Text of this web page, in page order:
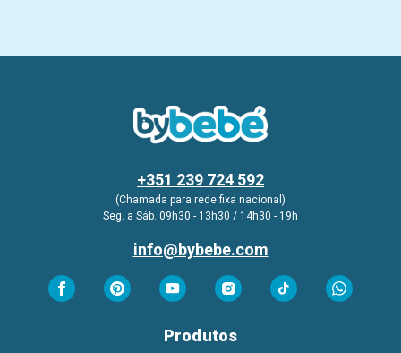
+351 239 724 592
(Chamada para rede fixa nacional)
Seg. a Sáb. 09h30 - 13h30 / 14h30 - 19h
info@bybebe.com
Produtos